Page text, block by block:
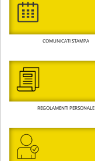
COMUNICATI STAMPA
REGOLAMENTI PERSONALE